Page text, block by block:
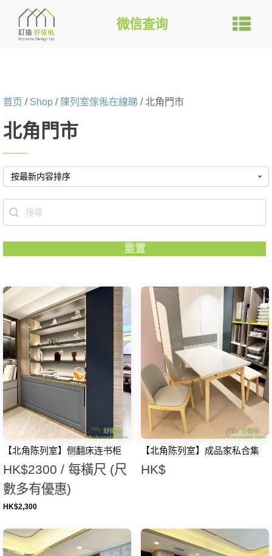
微信查询
首页 / Shop / 陳列室傢俬在線睇 / 北角門市
北角門市
Search content
重置
【北角陈列室】侧翻床连书柜
HK$2300 / 每橫尺 (尺
數多有優惠)
HK$2,300
【北角陈列室】成品家私合集
HK$